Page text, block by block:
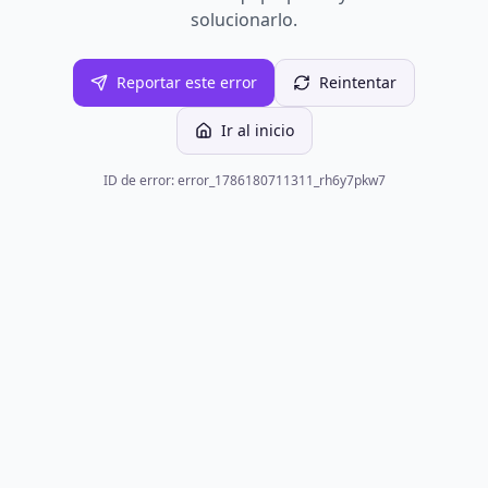
solucionarlo.
Reportar este error Reintentar
Ir al inicio
ID de error: error_1786180711311_rh6y7pkw7